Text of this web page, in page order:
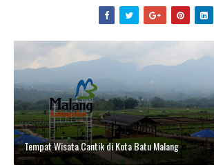
Tempat Wisata Cantik di Kota Batu Malang